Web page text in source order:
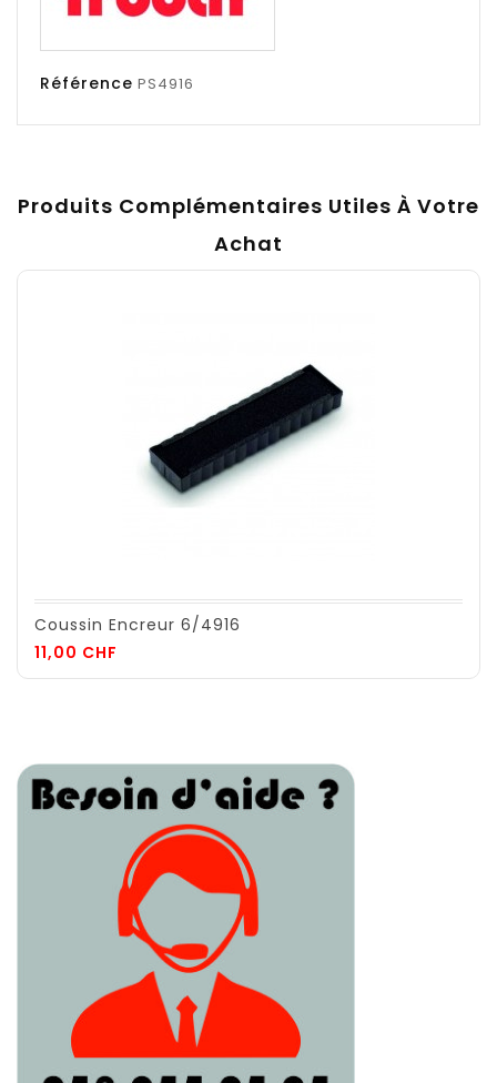
Référence PS4916
Produits Complémentaires Utiles À Votre
Achat
Coussin Encreur 6/4916
11,00 CHF